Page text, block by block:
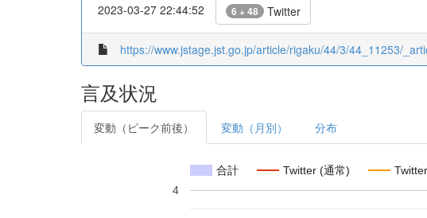
2023-03-27 22:44:52 6 + 48 Twitter
https://www.jstage.jst.go.jp/article/rigaku/44/3/44_11253/
言及状況
変動（ピーク前後） 変動（月別） 分布
合計 Twitter (通常)
4